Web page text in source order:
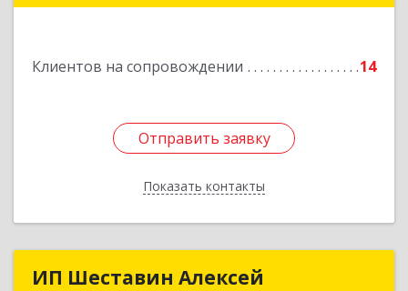
Клиентов на сопровождении 14
Отправить заявку
Показать контакты
Отправить заявку
Назад
ИП Шеставин Алексей
ИП Шеставин Алексей